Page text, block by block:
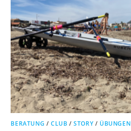
BERATUNG /CLUB /STORY / ÜBUNGEN